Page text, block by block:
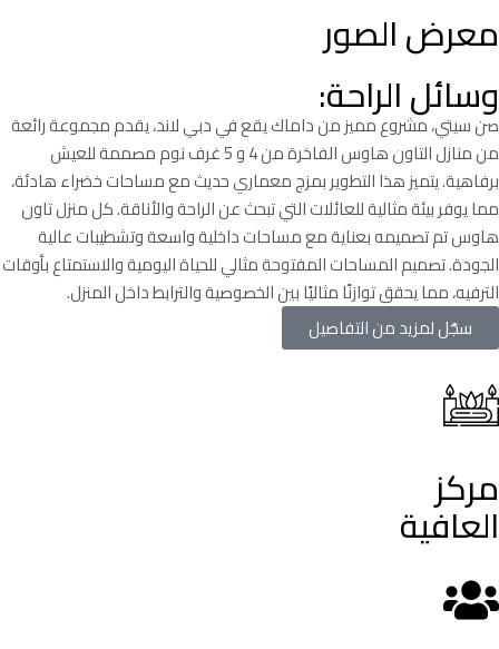
معرض الصور
وسائل الراحة:
صن سيتي، مشروع مميز من داماك يقع في دبي لاند، يقدم مجموعة رائعة
من منازل التاون هاوس الفاخرة من 4 و 5 غرف نوم مصممة للعيش
برفاهية. يتميز هذا التطوير بمزج معماري حديث مع مساحات خضراء هادئة،
مما يوفر بيئة مثالية للعائلات التي تبحث عن الراحة والأناقة. كل منزل تاون
هاوس تم تصميمه بعناية مع مساحات داخلية واسعة وتشطيبات عالية
الجودة. تصميم المساحات المفتوحة مثالي للحياة اليومية والاستمتاع بأوقات
الترفيه، مما يحقق توازنًا مثاليًا بين الخصوصية والترابط داخل المنزل.
سجّل لمزيد من التفاصيل
مركز
العافية